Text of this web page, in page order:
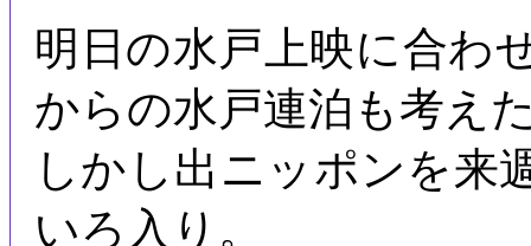
明日の水戸上映に合わ
からの水戸連泊も考え
しかし出ニッポンを来
いろ入り。